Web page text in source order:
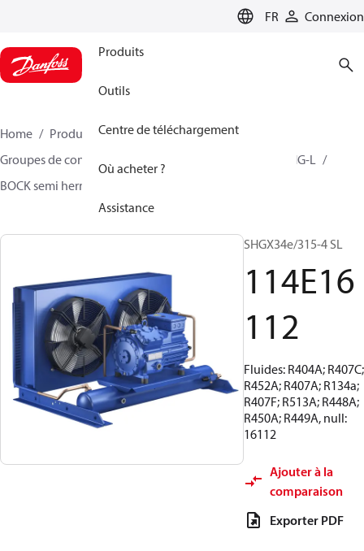
FR Connexion
Produits
Outils
Centre de téléchargement
Où acheter ?
Assistance
Home Produits
Climate Solutions - cooling
Groupes de condensation
BOCK semi hermetique SHG-L
BOCK semi hermetic SHG-L
SHGX34e/315-4 SL
114E16
112
Fluides: R404A; R407C;
R452A; R407A; R134a;
R407F; R513A; R448A;
R450A; R449A, null:
16112
Ajouter à la
comparaison
Exporter PDF